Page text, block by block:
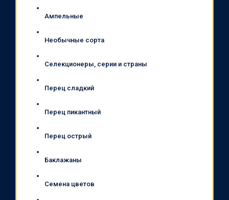
Ампельные
Необычные сорта
Селекционеры, серии и страны
Перец сладкий
Перец пикантный
Перец острый
Баклажаны
Семена цветов